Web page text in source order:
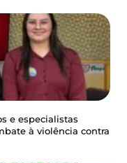
e especialistas
à violência contra